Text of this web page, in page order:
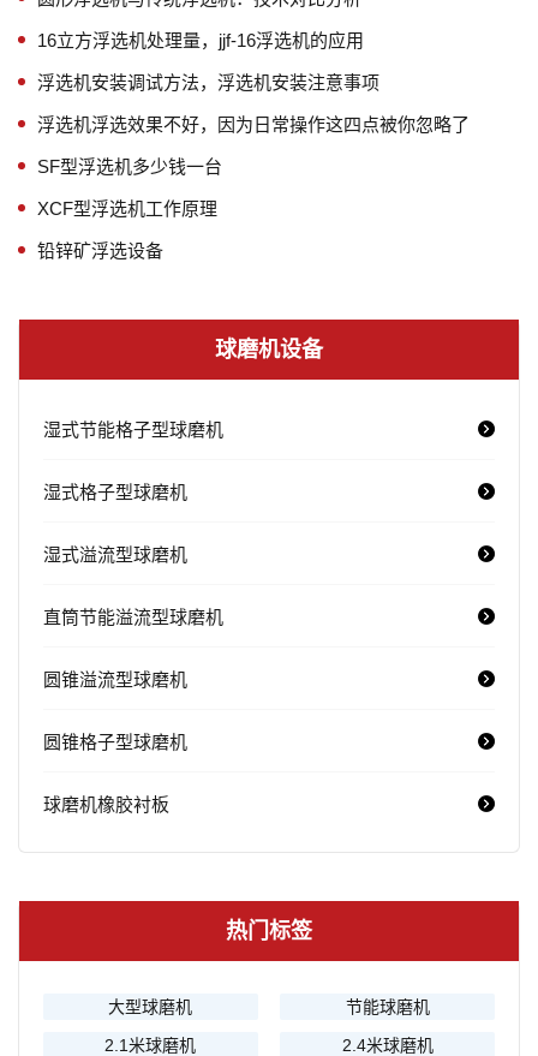
16立方浮选机处理量，jjf-16浮选机的应用
浮选机安装调试方法，浮选机安装注意事项
浮选机浮选效果不好，因为日常操作这四点被你忽略了
SF型浮选机多少钱一台
XCF型浮选机工作原理
铅锌矿浮选设备
球磨机设备
湿式节能格子型球磨机
湿式格子型球磨机
湿式溢流型球磨机
直筒节能溢流型球磨机
圆锥溢流型球磨机
圆锥格子型球磨机
球磨机橡胶衬板
热门标签
大型球磨机
节能球磨机
2.1米球磨机
2.4米球磨机